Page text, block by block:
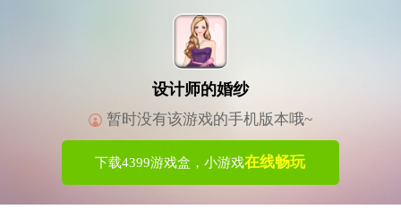
设计师的婚纱
暂时没有该游戏的手机版本哦~
下载4399游戏盒，小游戏在线畅玩